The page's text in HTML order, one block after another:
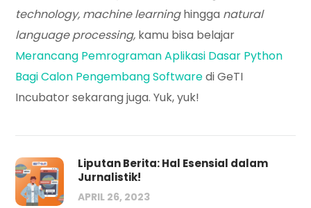
technology, machine learninghingga natural
language processing, kamu bisa belajar
Merancang Pemrograman Aplikasi Dasar Python
Bagi Calon Pengembang Softwaredi GeTI
Incubator sekarang juga. Yuk, yuk!
Liputan Berita: Hal Esensial dalam
Jurnalistik!
APRIL 26, 2023